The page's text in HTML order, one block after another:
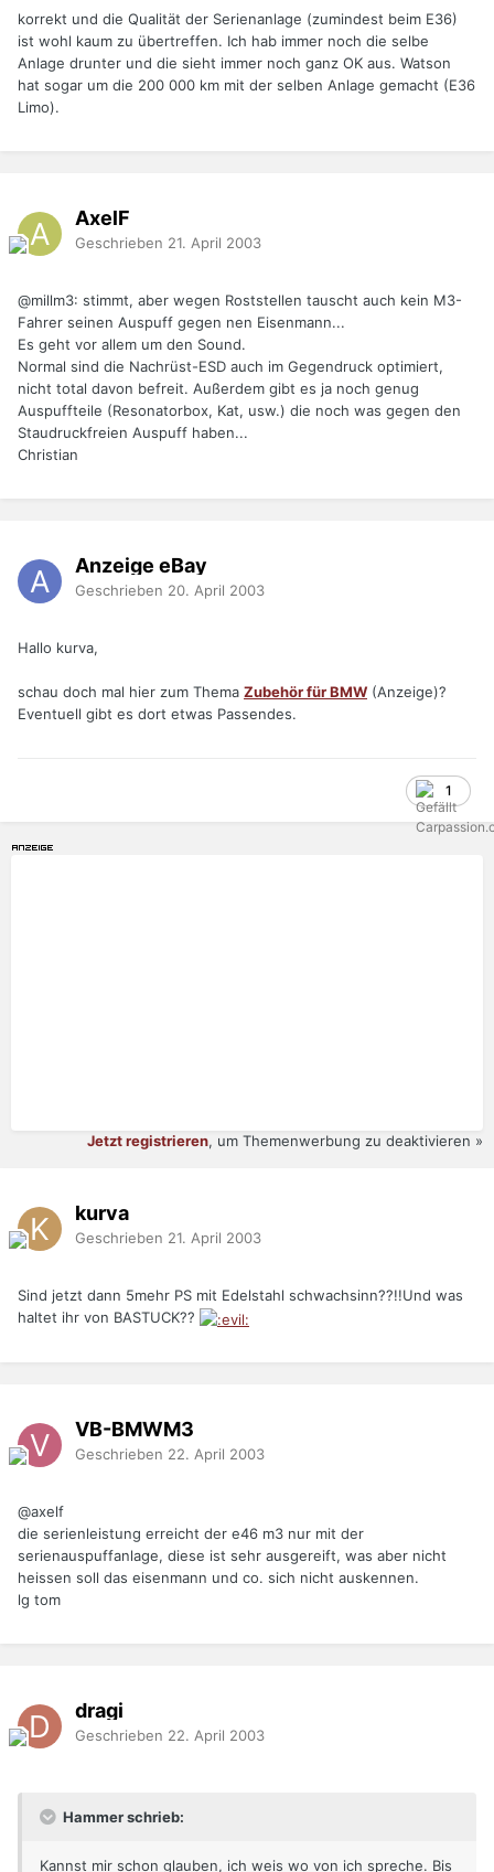
korrekt und die Qualität der Serienanlage (zumindest beim E36)
ist wohl kaum zu übertreffen. Ich hab immer noch die selbe
Anlage drunter und die sieht immer noch ganz OK aus. Watson
hat sogar um die 200 000 km mit der selben Anlage gemacht (E36
Limo).
AxelF
Geschrieben 21. April 2003
@millm3: stimmt, aber wegen Roststellen tauscht auch kein M3-
Fahrer seinen Auspuff gegen nen Eisenmann...
Es geht vor allem um den Sound.
Normal sind die Nachrüst-ESD auch im Gegendruck optimiert,
nicht total davon befreit. Außerdem gibt es ja noch genug
Auspuffteile (Resonatorbox, Kat, usw.) die noch was gegen den
Staudruckfreien Auspuff haben...
Christian
Anzeige eBay
Geschrieben 20. April 2003
Hallo kurva,
schau doch mal hier zum Thema Zubehör für BMW (Anzeige)?
Eventuell gibt es dort etwas Passendes.
1
Jetzt registrieren, um Themenwerbung zu deaktivieren »
kurva
Geschrieben 21. April 2003
Sind jetzt dann 5mehr PS mit Edelstahl schwachsinn??!!Und was
haltet ihr von BASTUCK??
VB-BMWM3
Geschrieben 22. April 2003
@axelf
die serienleistung erreicht der e46 m3 nur mit der
serienauspuffanlage, diese ist sehr ausgereift, was aber nicht
heissen soll das eisenmann und co. sich nicht auskennen.
lg tom
dragi
Geschrieben 22. April 2003
Hammer schrieb:
Kannst mir schon glauben, ich weis wo von ich spreche. Bis